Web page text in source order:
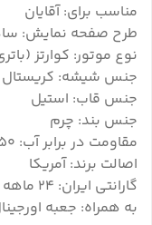
مناسب برای: آقایان
طرح صفحه نمایش:
نوع موتور: کوارتز
جنس شیشه:
جنس قاب: استیل
جنس بند: چرم
مقاومت در برابر آب: ۵۰ متر
اصالت برند: آمریکا
گارانتی ایران: ۲۴ ماهه وستا سرویس
به همراه: جعبه